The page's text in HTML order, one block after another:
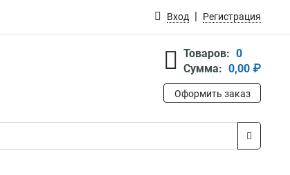
Вход Регистрация
Товаров: 0
Сумма: 0,00 ₽
Оформить заказ